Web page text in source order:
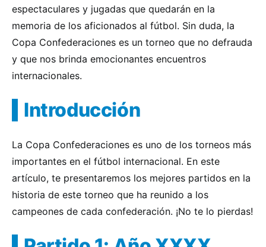
espectaculares y jugadas que quedarán en la
memoria de los aficionados al fútbol. Sin duda, la
Copa Confederaciones es un torneo que no defrauda
y que nos brinda emocionantes encuentros
internacionales.
Introducción
La Copa Confederaciones es uno de los torneos más
importantes en el fútbol internacional. En este
artículo, te presentaremos los mejores partidos en la
historia de este torneo que ha reunido a los
campeones de cada confederación. ¡No te lo pierdas!